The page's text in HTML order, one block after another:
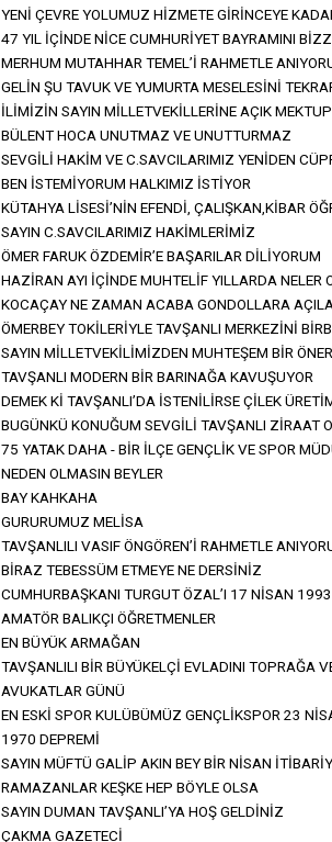
YENİ ÇEVRE YOLUMUZ HİZMETE GİRİNCEYE
47 YIL İÇİNDE NİCE CUMHURİYET BAYRAMINI
MERHUM MUTAHHAR TEMEL’İ RAHMETLE
GELİN ŞU TAVUK VE YUMURTA MESELESİNİ
İLİMİZİN SAYIN MİLLETVEKİLLERİNE AÇIK MEKTUP
BÜLENT HOCA UNUTMAZ VE UNUTTURMAZ
SEVGİLİ HAKİM VE C.SAVCILARIMIZ YENİDEN
BEN İSTEMİYORUM HALKIMIZ İSTİYOR
KÜTAHYA LİSESİ’NİN EFENDİ, ÇALIŞKAN,KİBAR
SAYIN C.SAVCILARIMIZ HAKİMLERİMİZ
ÖMER FARUK ÖZDEMİR’E BAŞARILAR DİLİYORUM
HAZİRAN AYI İÇİNDE MUHTELİF YILLARDA NELER
KOCAÇAY NE ZAMAN ACABA GONDOLLARA
ÖMERBEY TOKİLERİYLE TAVŞANLI MERKEZİNİ
SAYIN MİLLETVEKİLİMİZDEN MUHTEŞEM BİR
TAVŞANLI MODERN BİR BARINAĞA KAVUŞUYOR
DEMEK Kİ TAVŞANLI’DA İSTENİLİRSE ÇİLEK
BUGÜNKÜ KONUĞUM SEVGİLİ TAVŞANLI ZİRAAT
75 YATAK DAHA - BİR İLÇE GENÇLİK VE SPOR
NEDEN OLMASIN BEYLER
BAY KAHKAHA
GURURUMUZ MELİSA
TAVŞANLILI VASIF ÖNGÖREN’İ RAHMETLE
BİRAZ TEBESSÜM ETMEYE NE DERSİNİZ
CUMHURBAŞKANI TURGUT ÖZAL’I 17 NİSAN
AMATÖR BALIKÇI ÖĞRETMENLER
EN BÜYÜK ARMAĞAN
TAVŞANLILI BİR BÜYÜKELÇİ EVLADINI TOPRAĞA
AVUKATLAR GÜNÜ
EN ESKİ SPOR KULÜBÜMÜZ GENÇLİKSPOR 23
1970 DEPREMİ
SAYIN MÜFTÜ GALİP AKIN BEY BİR NİSAN
RAMAZANLAR KEŞKE HEP BÖYLE OLSA
SAYIN DUMAN TAVŞANLI’YA HOŞ GELDİNİZ
ÇAKMA GAZETECİ